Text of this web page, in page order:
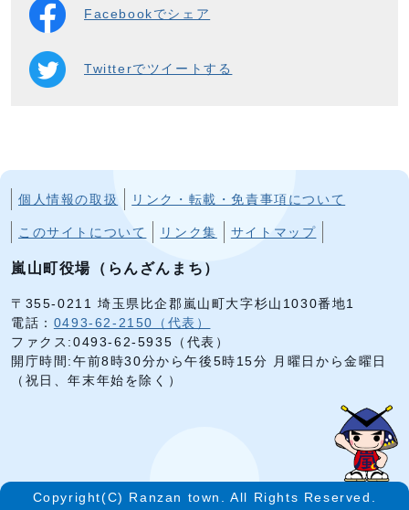
Facebookでシェア
Twitterでツイートする
個人情報の取扱 リンク・転載・免責事項について
このサイトについて リンク集 サイトマップ
嵐山町役場（らんざんまち）
〒355-0211 埼玉県比企郡嵐山町大字杉山1030番地1
電話： 0493-62-2150（代表）
ファクス:0493-62-5935（代表）
開庁時間:午前8時30分から午後5時15分 月曜日から金曜日
（祝日、年末年始を除く）
Copyright(C) Ranzan town. All Rights Reserved.